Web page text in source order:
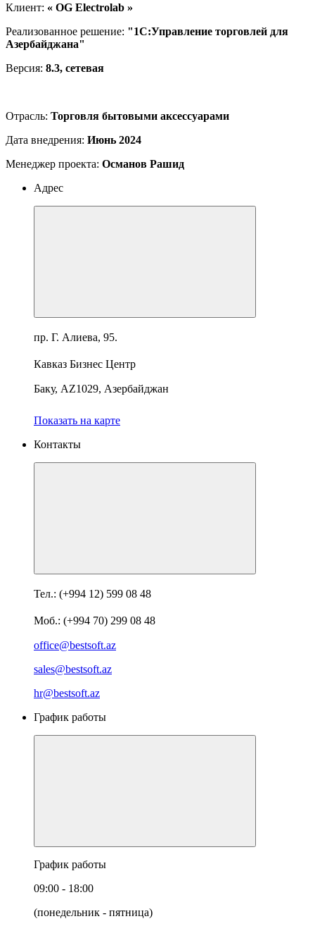
Клиент: « OG Electrolab »
Реализованное решение: "1С:Управление торговлей для
Азербайджана"
Версия: 8.3, сетевая
Отрасль: Торговля бытовыми аксессуарами
Дата внедрения: Июнь 2024
Менеджер проекта: Османов Рашид
Адрес
пр. Г. Алиева, 95.
Кавказ Бизнес Центр
Баку, AZ1029, Азербайджан
Показать на карте
Контакты
Тел.: (+994 12) 599 08 48
Моб.: (+994 70) 299 08 48
office@bestsoft.az
sales@bestsoft.az
hr@bestsoft.az
График работы
График работы
09:00 - 18:00
(понедельник - пятница)